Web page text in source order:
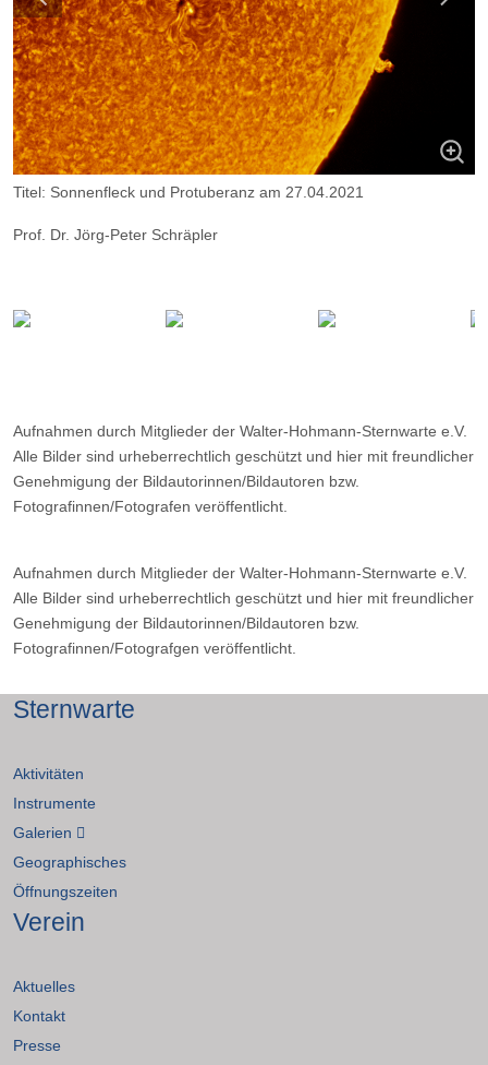
Titel: Sonnenfleck und Protuberanz am 27.04.2021
Prof. Dr. Jörg-Peter Schräpler
Instrument: Kamera ZWO ASI 174mm; Teleskop Takahashi FC-76
Aufnahmen durch Mitglieder der Walter-Hohmann-Sternwarte e.V.
Alle Bilder sind urheberrechtlich geschützt und hier mit freundlicher
Genehmigung der Bildautorinnen/Bildautoren bzw.
Fotografinnen/Fotografen veröffentlicht.
Aufnahmen durch Mitglieder der Walter-Hohmann-Sternwarte e.V.
Alle Bilder sind urheberrechtlich geschützt und hier mit freundlicher
Genehmigung der Bildautorinnen/Bildautoren bzw.
Fotografinnen/Fotografgen veröffentlicht.
Sternwarte
Aktivitäten
Instrumente
Galerien
Geographisches
Öffnungszeiten
Verein
Aktuelles
Kontakt
Presse